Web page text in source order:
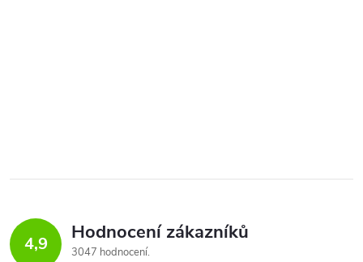
4,9 Hodnocení zákazníků
3047 hodnocení